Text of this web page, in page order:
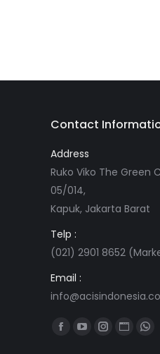
Contact
Address
Ruko Viko The Green
05/014,
Kapuk, Jakarta Barat
Telp :
(021) 2901 8652
Email :
Find us on:
FacebookYouTube
Instagram
Website